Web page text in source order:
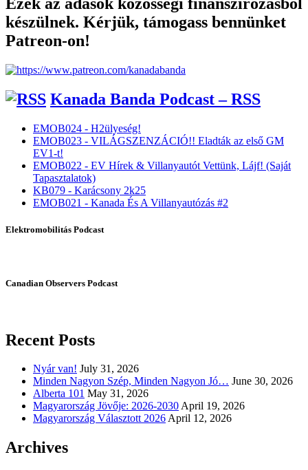
Ezek az adások közösségi finanszírozásból
készülnek. Kérjük, támogass bennünket
Patreon-on!
Kanada Banda Podcast – RSS
EMOB024 - H2ülyeség!
EMOB023 - VILÁGSZENZÁCIÓ!! Eladták az első GM
EV1-t!
EMOB022 - EV Hírek & Villanyautót Vettünk, Lájf! (Saját
Tapasztalatok)
KB079 - Karácsony 2k25
EMOB021 - Kanada És A Villanyautózás #2
Elektromobilitás Podcast
Canadian Observers Podcast
Recent Posts
Nyár van! July 31, 2026
Minden Nagyon Szép, Minden Nagyon Jó… June 30, 2026
Alberta 101 May 31, 2026
Magyarország Jövője: 2026-2030April 19, 2026
Magyarország Választott 2026April 12, 2026
Archives